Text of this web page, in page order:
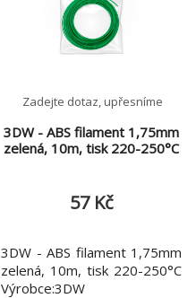
termoplastický průmyslový
kopolymer, který je velmi
odolný proti mechanickému
3DW - ABS filament 1,75mm
zelená, 10m, tisk 220-250°C
Zadejte dotaz, upřesníme
57 Kč
3DW - ABS filament 1,75mm
zelená, 10m, tisk 220-250°C
Výrobce:3DW